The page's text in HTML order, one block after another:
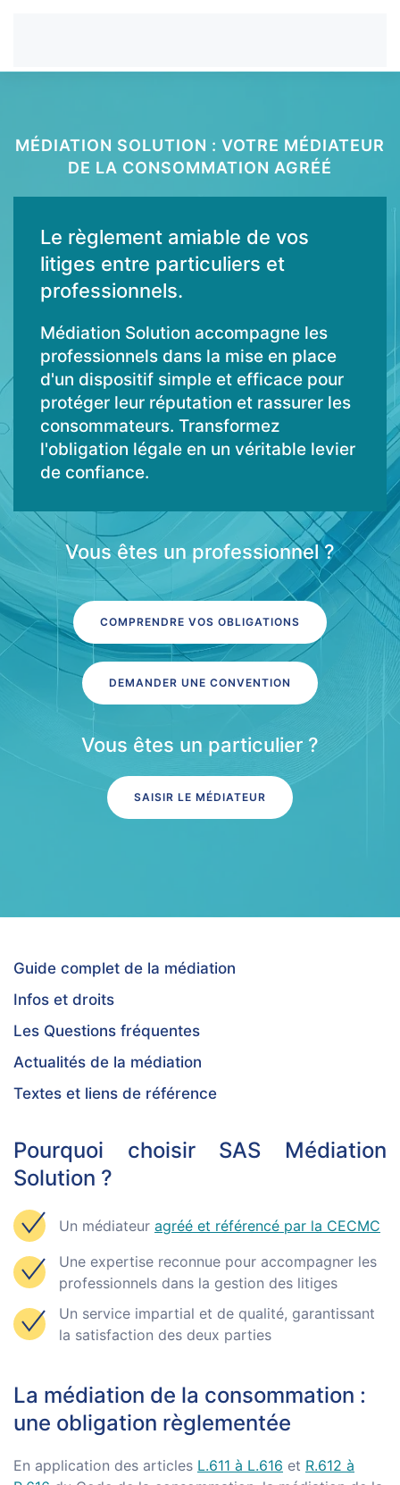
MÉDIATION SOLUTION : VOTRE MÉDIATEUR
DE LA CONSOMMATION AGRÉÉ
Le règlement amiable de vos
litiges entre particuliers et
professionnels.
Médiation Solution accompagne les
professionnels dans la mise en place
d'un dispositif simple et efficace pour
protéger leur réputation et rassurer les
consommateurs. Transformez
l'obligation légale en un véritable levier
de confiance.
Vous êtes un professionnel ?
COMPRENDRE VOS OBLIGATIONS
DEMANDER UNE CONVENTION
Vous êtes un particulier ?
SAISIR LE MÉDIATEUR
Pourquoi choisir SAS Médiation
Solution ?
Un médiateur agréé et référencé par la CECMC
Une expertise reconnue pour accompagner les
professionnels dans la gestion des litiges
Un service impartial et de qualité, garantissant
la satisfaction des deux parties
La médiation de la consommation :
une obligation règlementée
En application des articles L.611 à L.616 et R.612 à
Guide complet de la médiation
Infos et droits
Les Questions fréquentes
Actualités de la médiation
Textes et liens de référence